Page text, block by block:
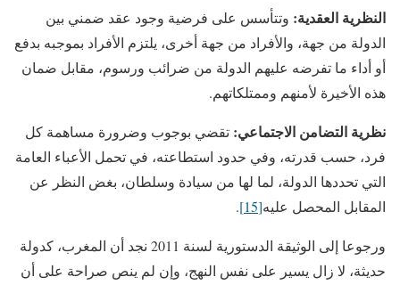
النظرية العقدية: وتتأسس على فرضية وجود عقد ضمني بين
الدولة من جهة، والأفراد من جهة أخرى، يلتزم الأفراد بموجبه بدفع
أو أداء ما تفرضه عليهم الدولة من ضرائب ورسوم، مقابل ضمان
هذه الأخيرة لأمنهم وممتلكاتهم.
نظرية التضامن الاجتماعي: تقضي بوجوب وضرورة مساهمة كل
فرد، حسب قدرته، وفي حدود استطاعته، في تحمل الأعباء العامة
التي تحددها الدولة، لما لها من سيادة وسلطان، بغض النظر عن
المقابل المحصل عليه[15]
.
ورجوعا إلى الوثيقة الدستورية لسنة 2011 نجد أن المغرب، كدولة
حديثة، لا زال يسير على نفس النهج، وإن لم ينص صراحة على أن